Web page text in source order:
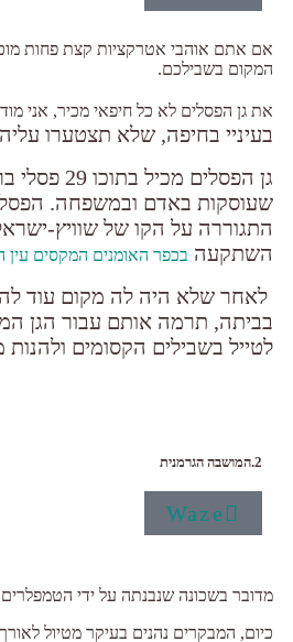
אם אתם אוהבי אטרקציות קצת פחות
המקום בשבילכם.
את גן הפסלים לא כל חיפאי מכיר, אני
בעיניי בחיפה, שלא תצטערו
גן הפסלים
שעוסקות באדם ובמשפחה.
התגוררה על הקו של שוויץ-
השתקעה בכפר האומנים המקסים עין
לאחר שלא היה לה מקום עוד
בביתה, תרמה אותם עבור הגן
לטייל בשבילים הקסומים ולהנות
2.המושבה הגרמנית
Waze
מדובר בשכונה שנבנתה על ידי הטמפלרים כבר
כיום, המבקרים נהנים בעיקר מטיול